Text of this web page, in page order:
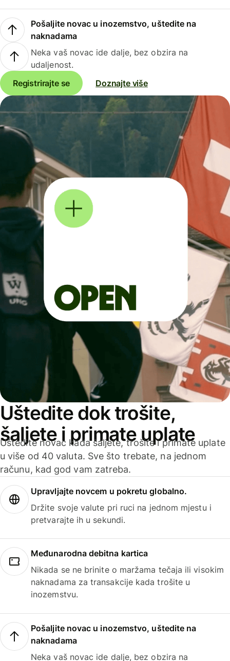
Pošaljite novac u inozemstvo, uštedite na
naknadama
Neka vaš novac ide dalje, bez obzira na
udaljenost.
Registrirajte se
Doznajte više
Uštedite dok trošite,
šaljete i primate uplate
Uštedite novac kada šaljete, trošite i primate uplate
u više od 40 valuta. Sve što trebate, na jednom
računu, kad god vam zatreba.
Upravljajte novcem u pokretu globalno.
Držite svoje valute pri ruci na jednom mjestu i
pretvarajte ih u sekundi.
Međunarodna debitna kartica
Nikada se ne brinite o maržama tečaja ili visokim
naknadama za transakcije kada trošite u
inozemstvu.
Pošaljite novac u inozemstvo, uštedite na
naknadama
Neka vaš novac ide dalje, bez obzira na